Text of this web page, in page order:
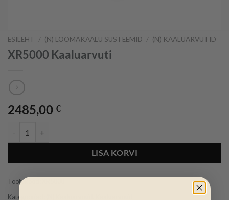
ESILEHT / (N) LOOMAKAALU SÜSTEEMID / (N) KAALUARVUTID
XR5000 Kaaluarvuti
2485,00 €
LISA KORVI
Tootekood:
Kategooriad: